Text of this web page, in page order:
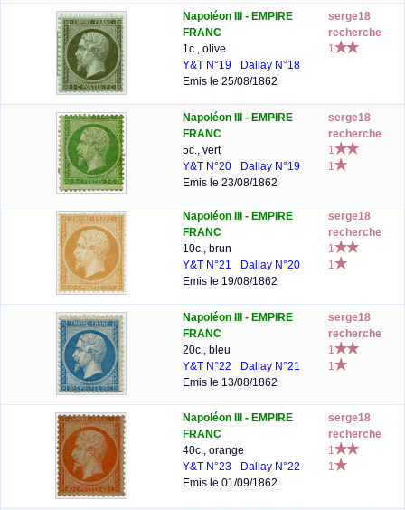
Napoléon III - EMPIRE
FRANC
1c., olive
Y&T N°19
Dallay N°18
Emis le 25/08/1862
serge18
recherche
1
Napoléon III - EMPIRE
FRANC
5c., vert
Y&T N°20
Dallay N°19
Emis le 23/08/1862
serge18
recherche
1
1
Napoléon III - EMPIRE
FRANC
10c., brun
Y&T N°21
Dallay N°20
Emis le 19/08/1862
serge18
recherche
1
1
Napoléon III - EMPIRE
FRANC
20c., bleu
Y&T N°22
Dallay N°21
Emis le 13/08/1862
serge18
recherche
1
1
Napoléon III - EMPIRE
FRANC
40c., orange
Y&T N°23
Dallay N°22
Emis le 01/09/1862
serge18
recherche
1
1